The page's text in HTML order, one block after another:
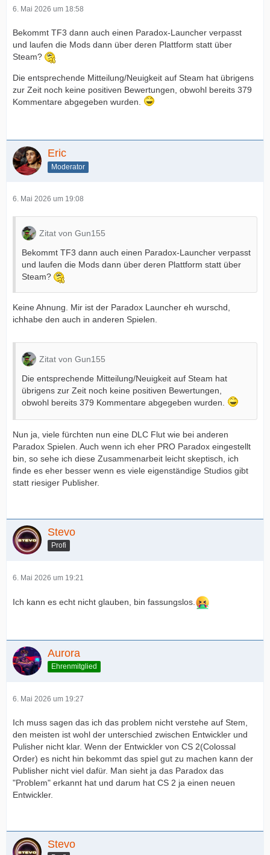
6. Mai 2026 um 18:58
Bekommt TF3 dann auch einen Paradox-Launcher verpasst
und laufen die Mods dann über deren Plattform statt über
Steam?
Die entsprechende Mitteilung/Neuigkeit auf Steam hat übrigens
zur Zeit noch keine positiven Bewertungen, obwohl bereits 379
Kommentare abgegeben wurden.
Eric
Moderator
6. Mai 2026 um 19:08
Zitat von Gun155
Bekommt TF3 dann auch einen Paradox-Launcher verpasst
und laufen die Mods dann über deren Plattform statt über
Steam?
Keine Ahnung. Mir ist der Paradox Launcher eh wurschd,
ichhabe den auch in anderen Spielen.
Zitat von Gun155
Die entsprechende Mitteilung/Neuigkeit auf Steam hat
übrigens zur Zeit noch keine positiven Bewertungen,
obwohl bereits 379 Kommentare abgegeben wurden.
Nun ja, viele fürchten nun eine DLC Flut wie bei anderen
Paradox Spielen. Auch wenn ich eher PRO Paradox eingestellt
bin, so sehe ich diese Zusammenarbeit leicht skeptisch, ich
finde es eher besser wenn es viele eigenständige Studios gibt
statt riesiger Publisher.
Stevo
Profi
6. Mai 2026 um 19:21
Ich kann es echt nicht glauben, bin fassungslos.
Aurora
Ehrenmitglied
6. Mai 2026 um 19:27
Ich muss sagen das ich das problem nicht verstehe auf Stem,
den meisten ist wohl der unterschied zwischen Entwickler und
Pulisher nicht klar. Wenn der Entwickler von CS 2(Colossal
Order) es nicht hin bekommt das spiel gut zu machen kann der
Publisher nicht viel dafür. Man sieht ja das Paradox das
"Problem" erkannt hat und darum hat CS 2 ja einen neuen
Entwickler.
Stevo